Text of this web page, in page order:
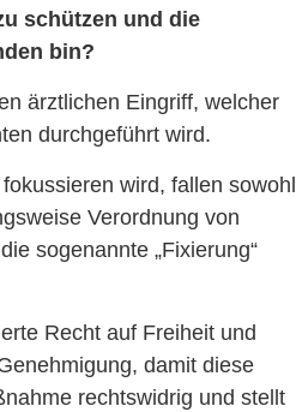
schützen und die
bin?
ärztlichen Eingriff, welcher
durchgeführt wird.
wird, fallen sowohl
Verordnung von
sogenannte „Fixierung“
Recht auf Freiheit und
damit diese
rechtswidrig und stellt